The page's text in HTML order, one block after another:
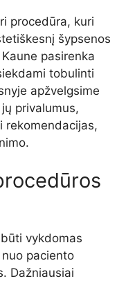
procedūra, kuri
šypsenos
pasirenka
tobulinti
apžvelgsime
privalumus,
rekomendacijas,
vykdomas
paciento
Dažniausiai